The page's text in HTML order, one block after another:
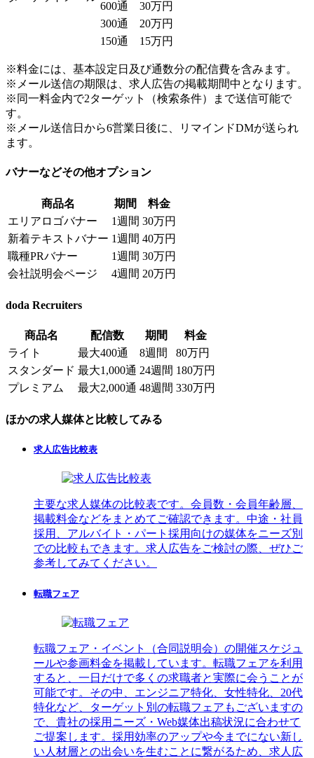
600通
30万円
300通
20万円
150通
15万円
※料金には、基本設定日及び通数分の配信費を含みます。
※メール送信の期限は、求人広告の掲載期間中となります。
※同一料金内で2ターゲット（検索条件）まで送信可能で
す。
※メール送信日から6営業日後に、リマインドDMが送られ
ます。
バナーなどその他オプション
商品名 期間
料金
エリアロゴバナー
1週間 30万円
新着テキストバナー 1週間 40万円
職種PRバナー
1週間 30万円
会社説明会ページ
4週間 20万円
doda Recruiters
商品名 配信数 期間
料金
ライト
最大400通 8週間
80万円
スタンダード 最大1,000通 24週間 180万円
プレミアム
最大2,000通 48週間 330万円
ほかの求人媒体と比較してみる
求人広告比較表
主要な求人媒体の比較表です。会員数・会員年齢層、
掲載料金などをまとめてご確認できます。中途・社員
採用、アルバイト・パート採用向けの媒体をニーズ別
での比較もできます。求人広告をご検討の際、ぜひご
参考してみてください。
転職フェア
転職フェア・イベント（合同説明会）の開催スケジュ
ールや参画料金を掲載しています。転職フェアを利用
すると、一日だけで多くの求職者と実際に会うことが
可能です。その中、エンジニア特化、女性特化、20代
特化など、ターゲット別の転職フェアもございますの
で、貴社の採用ニーズ・Web媒体出稿状況に合わせて
ご提案します。採用効率のアップや今までにない新し
い人材層との出会いを生むことに繋がるため、求人広